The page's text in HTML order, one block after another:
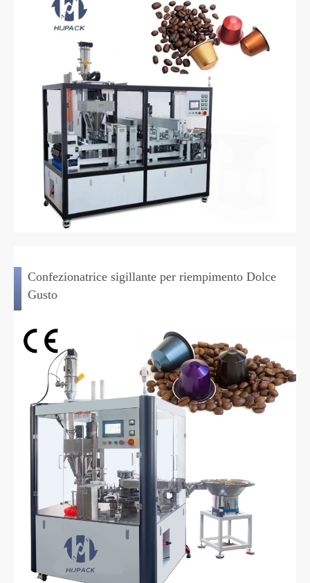
Confezionatrice sigillante per riempimento Dolce
Gusto